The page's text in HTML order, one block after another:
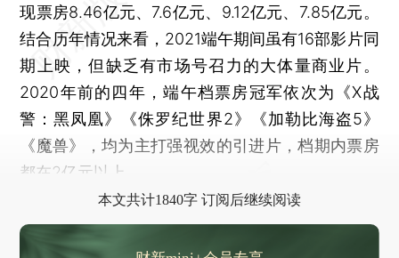
现票房8.46亿元、7.6亿元、9.12亿元、7.85亿元。
结合历年情况来看，2021端午期间虽有16部影片同
期上映，但缺乏有市场号召力的大体量商业片。
2020年前的四年，端午档票房冠军依次为《X战
警：黑凤凰》《侏罗纪世界2》《加勒比海盗5》
《魔兽》，均为主打强视效的引进片，档期内票房
都在2亿元以上。
本文共计1840字 订阅后继续阅读